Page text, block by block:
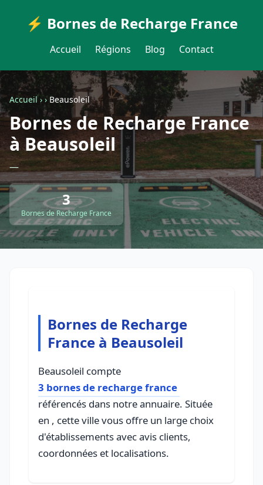
⚡ Bornes de Recharge France
Accueil Régions Blog Contact
Accueil›› Beausoleil
Bornes de Recharge France
à Beausoleil
—
3
Bornes de Recharge France
Bornes de Recharge
France à Beausoleil
Beausoleil compte
3 bornes de recharge france
référencés dans notre annuaire. Située
en , cette ville vous offre un large choix
d'établissements avec avis clients,
coordonnées et localisations.